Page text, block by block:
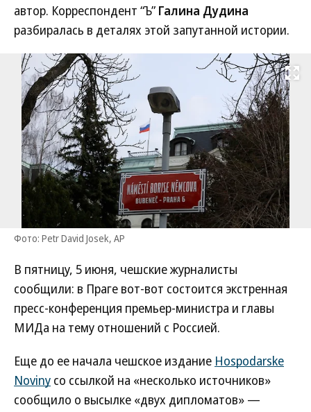
автор. Корреспондент “Ъ” Галина Дудина
разбиралась в деталях этой запутанной истории.
Развернуть
Фото: Petr David Josek, AP
В пятницу, 5 июня, чешские журналисты
сообщили: в Праге вот-вот состоится экстренная
пресс-конференция премьер-министра и главы
МИДа на тему отношений с Россией.
Еще до ее начала чешское издание Hospodarske
Noviny со ссылкой на «несколько источников»
сообщило о высылке «двух дипломатов» —